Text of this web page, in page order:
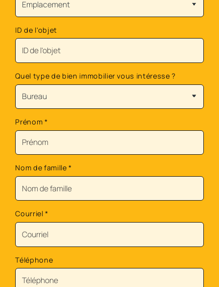
ID de l'objet
Quel type de bien immobilier vous intéresse ?
Prénom *
Nom de famille*
Courriel*
Téléphone